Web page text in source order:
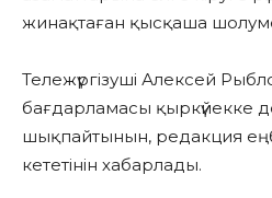
жинақтаған қысқаша
Тележүргізуші Алексей
бағдарламасы қыркүйекке
шықпайтынын, редакция
кететінін хабарлады.